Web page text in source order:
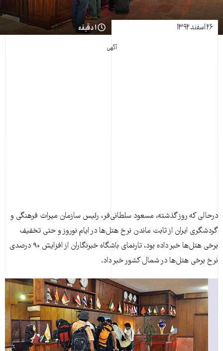
۲۶ اسفند ۱۳۹۲ ۱ دقیقه
آگهی
درحالی که روز گذشته، مسعود سلطانی‌فر، رئيس سازمان ميراث فرهنگی و
گردشگری ایران از ثابت ماندن نرخ هتل‌ها در ايام نوروز و حتی تخفيف
برخی هتل‌ها خبر داده بود، تارنمای باشگاه‌ خبرنگاران از افزايش ۹۰ درصدی
نرخ برخی هتل‌ها در شمال کشور خبر داد.